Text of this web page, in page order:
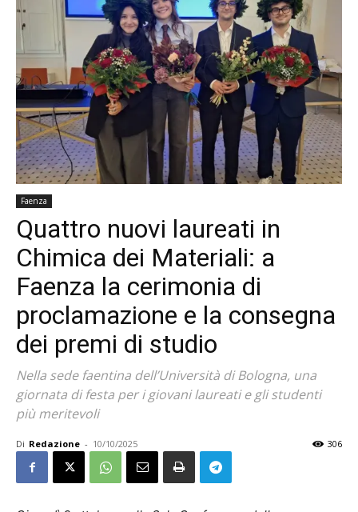
Faenza
Quattro nuovi laureati in
Chimica dei Materiali: a
Faenza la cerimonia di
proclamazione e la consegna
dei premi di studio
Nella sede faentina dell’Università di Bologna, una
giornata di festa per i giovani laureati e gli studenti
più meritevoli
Di Redazione - 10/10/2025 306